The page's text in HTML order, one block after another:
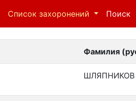
Список захоронений Поиск
Фамилия
ШЛЯПНИКОВ